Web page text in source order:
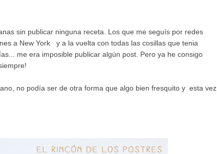
sin publicar ninguna receta. Los que me seguís por redes
a New York y a la vuelta con todas las cosillas que tenia
me era imposible publicar algún post. Pero ya he consigo
no podía ser de otra forma que algo bien fresquito y esta vez